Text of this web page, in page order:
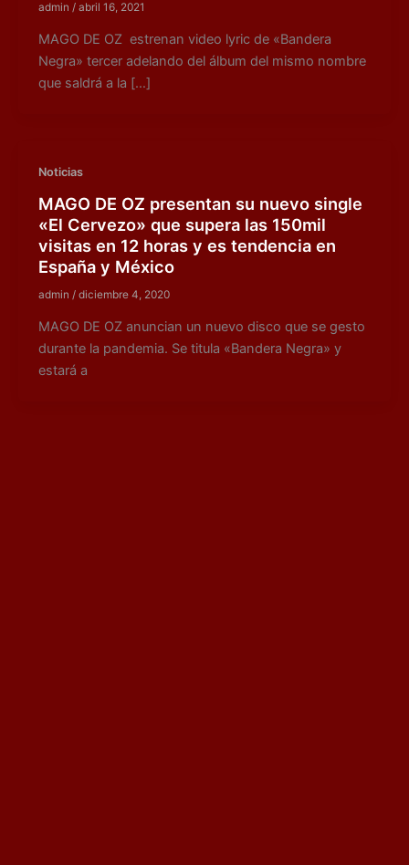
admin / abril 16, 2021
MAGO DE OZ estrenan video lyric de «Bandera
Negra» tercer adelando del álbum del mismo nombre
que saldrá a la […]
Noticias
MAGO DE OZ presentan su nuevo single
«El Cervezo» que supera las 150mil
visitas en 12 horas y es tendencia en
España y México
admin / diciembre 4, 2020
MAGO DE OZ anuncian un nuevo disco que se gesto
durante la pandemia. Se titula «Bandera Negra» y
estará a